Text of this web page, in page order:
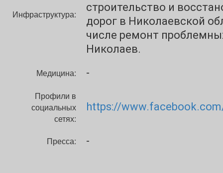
Инфраструктура:
строительство и
дорог в Николаевской
числе ремонт
Николаев.
Медицина: -
Профили в
социальных
сетях:
https://
Пресса: -